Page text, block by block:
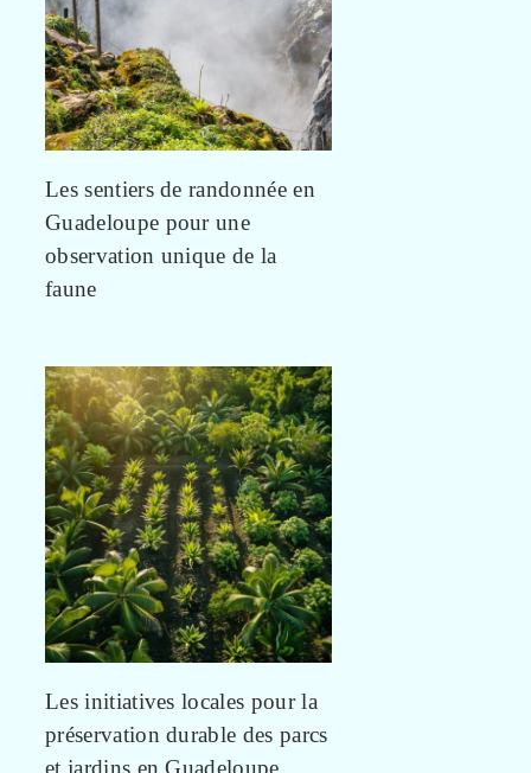
Les sentiers de randonnée en
Guadeloupe pour une
observation unique de la
faune
Les initiatives locales pour la
préservation durable des parcs
et jardins en Guadeloupe